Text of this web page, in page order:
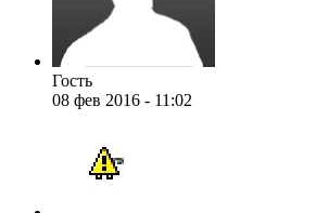
Гость
08 фев 2016 - 11:02